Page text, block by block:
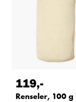
119,-
Renseler, 100 g